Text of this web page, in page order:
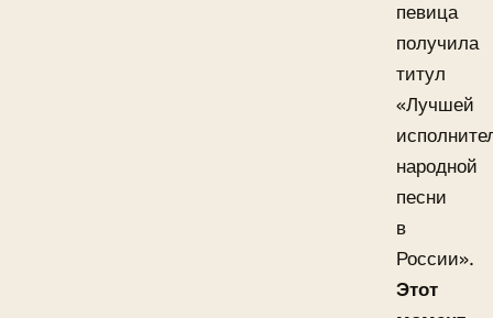
певица
получила
титул
«Лучшей
народной
песни
в
России».
Этот